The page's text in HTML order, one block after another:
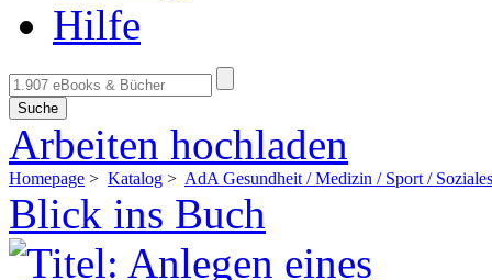
Hilfe
Suche
Arbeiten hochladen
Homepage > Katalog > AdA Gesundheit / Medizin / Sport / Soziales
Blick ins Buch